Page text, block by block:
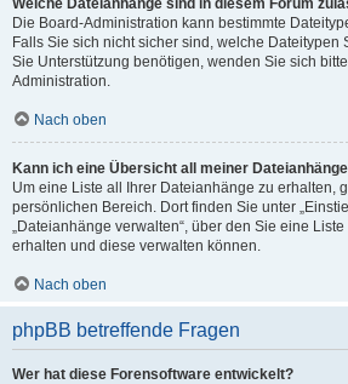
Welche Dateianhänge sind in diesem Forum
Die Board-Administration kann bestimmte
Falls Sie sich nicht sicher sind, welche Dateitypen
Sie Unterstützung benötigen, wenden Sie sich
Administration.
Nach oben
Kann ich eine Übersicht all meiner
Um eine Liste all Ihrer Dateianhänge zu erhalten,
persönlichen Bereich. Dort finden Sie unter
„Dateianhänge verwalten“, über den Sie eine
erhalten und diese verwalten können.
Nach oben
phpBB betreffende Fragen
Wer hat diese Forensoftware entwickelt?